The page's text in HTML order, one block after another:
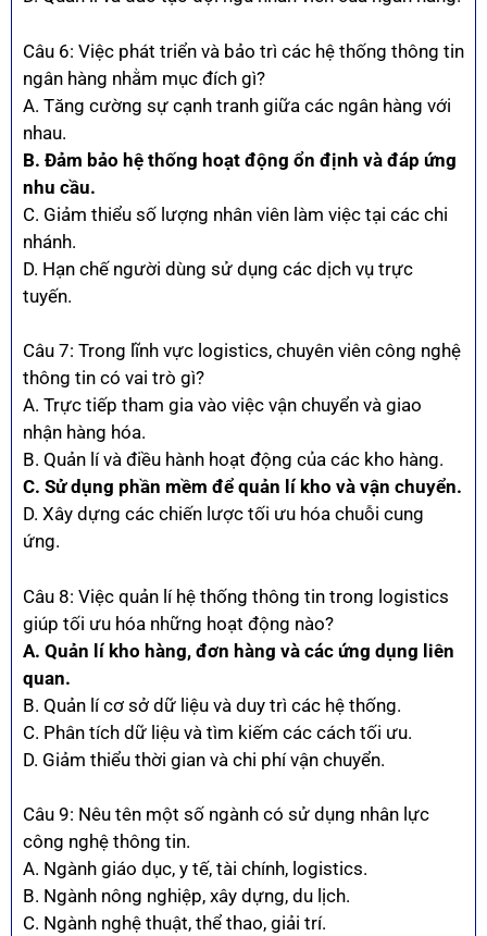
Câu 6: Việc phát triển và bảo trì các hệ thống thông tin
ngân hàng nhằm mục đích gì?
A. Tăng cường sự cạnh tranh giữa các ngân hàng với
nhau.
B. Đảm bảo hệ thống hoạt động ổn định và đáp ứng
nhu cầu.
C. Giảm thiểu số lượng nhân viên làm việc tại các chi
nhánh.
D. Hạn chế người dùng sử dụng các dịch vụ trực
tuyến.
Câu 7: Trong lĩnh vực logistics, chuyên viên công nghệ
thông tin có vai trò gì?
A. Trực tiếp tham gia vào việc vận chuyển và giao
nhận hàng hóa.
B. Quản lí và điều hành hoạt động của các kho hàng.
C. Sử dụng phần mềm để quản lí kho và vận chuyển.
D. Xây dựng các chiến lược tối ưu hóa chuỗi cung
ứng.
Câu 8: Việc quản lí hệ thống thông tin trong logistics
giúp tối ưu hóa những hoạt động nào?
A. Quản lí kho hàng, đơn hàng và các ứng dụng liên
quan.
B. Quản lí cơ sở dữ liệu và duy trì các hệ thống.
C. Phân tích dữ liệu và tìm kiếm các cách tối ưu.
D. Giảm thiểu thời gian và chi phí vận chuyển.
Câu 9: Nêu tên một số ngành có sử dụng nhân lực
công nghệ thông tin.
A. Ngành giáo dục, y tế, tài chính, logistics.
B. Ngành nông nghiệp, xây dựng, du lịch.
C. Ngành nghệ thuật, thể thao, giải trí.